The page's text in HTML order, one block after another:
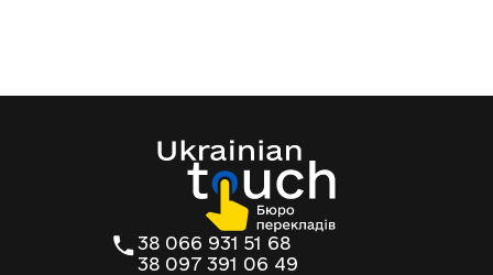
38 066 931 51 68
38 097 391 06 49